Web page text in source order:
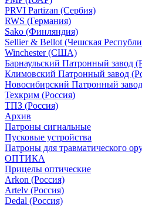
PRVI Partizan (Сербия)
RWS (Германия)
Sako (Финляндия)
Sellier & Bellot (Чешская
Winchester (США)
Барнаульский Патронный завод
Климовский Патронный завод
Новосибирский Патронный
Техкрим (Россия)
ТПЗ (Россия)
Архив
Патроны сигнальные
Пусковые устройства
Патроны для травматического
ОПТИКА
Прицелы оптические
Arkon (Россия)
Artelv (Россия)
Dedal (Россия)